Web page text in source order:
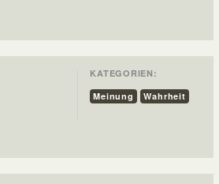
KATEGORIEN:
Meinung
Wahrheit